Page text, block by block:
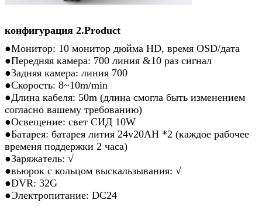
конфигурация 2.Product
●Монитор: 10 монитор дюйма HD, время OSD/дата
●Передняя камера: 700 линия &10 раз сигнал
●Задняя камера: линия 700
●Скорость: 8~10m/min
●Длина кабеля: 50m (длина смогла быть изменением
согласно вашему требованию)
●Освещение: свет СИД 10W
●Батарея: батарея лития 24v20AH *2 (каждое рабочее
временя поддержки 2 часа)
●Заряжатель: √
●вьюрок с кольцом выскальзывания: √
●DVR: 32G
●Электропитание: DC24